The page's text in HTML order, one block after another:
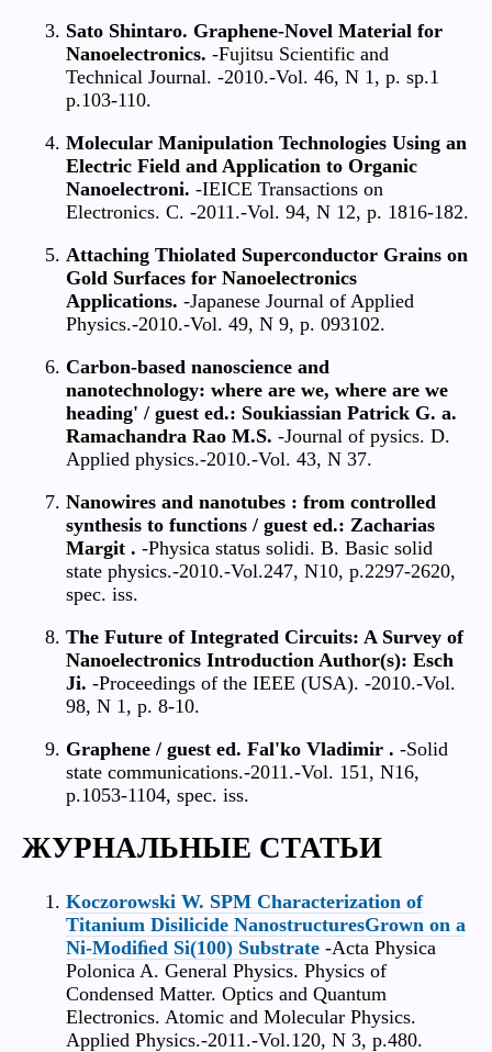
Sato Shintaro. Graphene-Novel Material for
Nanoelectronics. -Fujitsu Scientific and
Technical Journal. -2010.-Vol. 46, N 1, р. sp.1
p.103-110.
Molecular Manipulation Technologies Using an
Electric Field and Application to Organic
Nanoelectroni. -IEICE Transactions on
Electronics. C. -2011.-Vol. 94, N 12, р. 1816-182.
Attaching Thiolated Superconductor Grains on
Gold Surfaces for Nanoelectronics
Applications. -Japanese Journal of Applied
Physics.-2010.-Vol. 49, N 9, p. 093102.
Carbon-based nanoscience and
nanotechnology: where are we, where are we
heading' / guest ed.: Soukiassian Patrick G. a.
Ramachandra Rao M.S. -Journal of pysics. D.
Applied physics.-2010.-Vol. 43, N 37.
Nanowires and nanotubes : from controlled
synthesis to functions / guest ed.: Zacharias
Margit . -Physica status solidi. B. Basic solid
state physics.-2010.-Vol.247, N10, p.2297-2620,
spec. iss.
The Future of Integrated Circuits: A Survey of
Nanoelectronics Introduction Author(s): Esch
Ji. -Proceedings of the IEEE (USA). -2010.-Vol.
98, N 1, р. 8-10.
Graphene / guest ed. Fal'ko Vladimir . -Solid
state communications.-2011.-Vol. 151, N16,
p.1053-1104, spec. iss.
ЖУРНАЛЬНЫЕ СТАТЬИ
Koczorowski W. SPM Characterization of
Titanium Disilicide NanostructuresGrown on a
Ni-Modiﬁed Si(100) Substrate -Acta Physica
Polonica A. General Physics. Physics of
Condensed Matter. Optics and Quantum
Electronics. Atomic and Molecular Physics.
Applied Physics.-2011.-Vol.120, N 3, p.480.